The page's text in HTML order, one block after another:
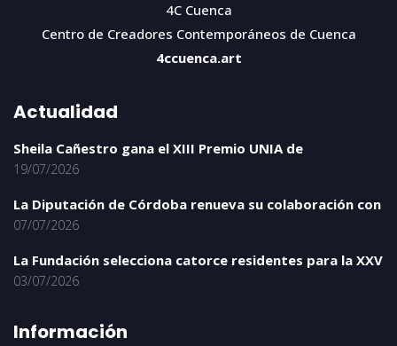
4C Cuenca
Centro de Creadores Contemporáneos de Cuenca
4ccuenca.art
Actualidad
Sheila Cañestro gana el XIII Premio UNIA de
19/07/2026
La Diputación de Córdoba renueva su colaboración con
07/07/2026
La Fundación selecciona catorce residentes para la XXV
03/07/2026
Información